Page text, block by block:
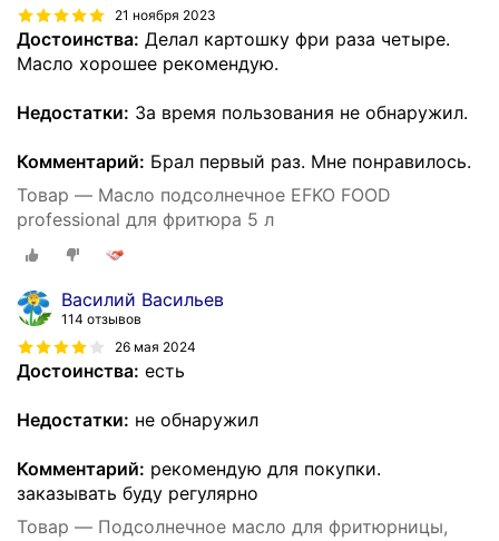
21 ноября 2023
Достоинства: Делал картошку фри раза четыре.
Масло хорошее рекомендую.
Недостатки: За время пользования не обнаружил.
Комментарий: Брал первый раз. Мне понравилось.
Товар — Масло подсолнечное EFKO FOOD
professional для фритюра 5 л
Василий Васильев
114 отзывов
26 мая 2024
Достоинства: есть
Недостатки: не обнаружил
Комментарий: рекомендую для покупки.
заказывать буду регулярно
Товар — Подсолнечное масло для фритюрницы,